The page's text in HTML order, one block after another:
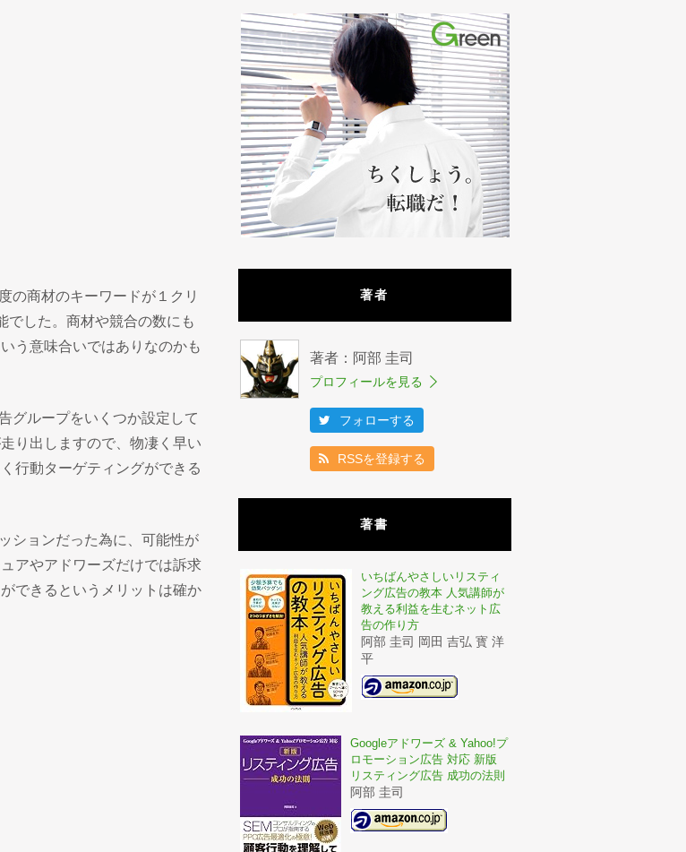
の商材のキーワードが１クリ
でした。商材や競合の数にも
う意味合いではありなのかも
グループをいくつか設定して
り出しますので、物凄く早い
行動ターゲティングができる
ションだった為に、可能性が
アやアドワーズだけでは訴求
できるというメリットは確か
著者
著者：阿部 圭司
プロフィールを見る
フォローする
RSSを登録する
著書
いちばんやさしいリスティ
ング広告の教本 人気講師が
教える利益を生むネット広
告の作り方
阿部 圭司 岡田 吉弘 寳 洋
平
Googleアドワーズ & Yahoo!プ
ロモーション広告 対応 新版
リスティング広告 成功の法則
阿部 圭司